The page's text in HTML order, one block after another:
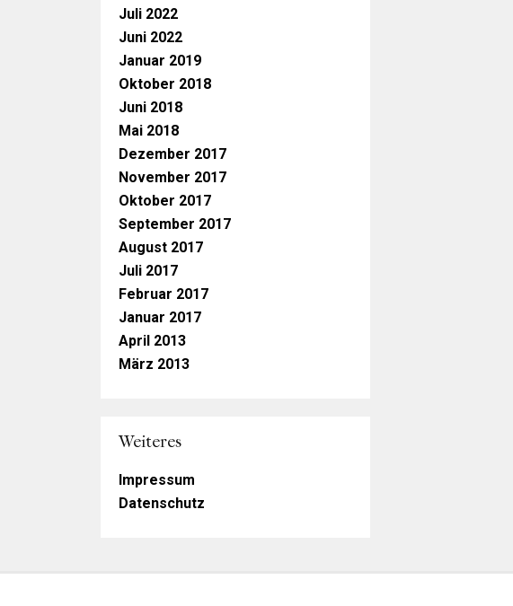
Juli 2022
Juni 2022
Januar 2019
Oktober 2018
Juni 2018
Mai 2018
Dezember 2017
November 2017
Oktober 2017
September 2017
August 2017
Juli 2017
Februar 2017
Januar 2017
April 2013
März 2013
Weiteres
Impressum
Datenschutz